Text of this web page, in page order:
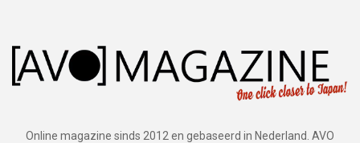
Online magazine sinds 2012 en gebaseerd in Nederland. AVO